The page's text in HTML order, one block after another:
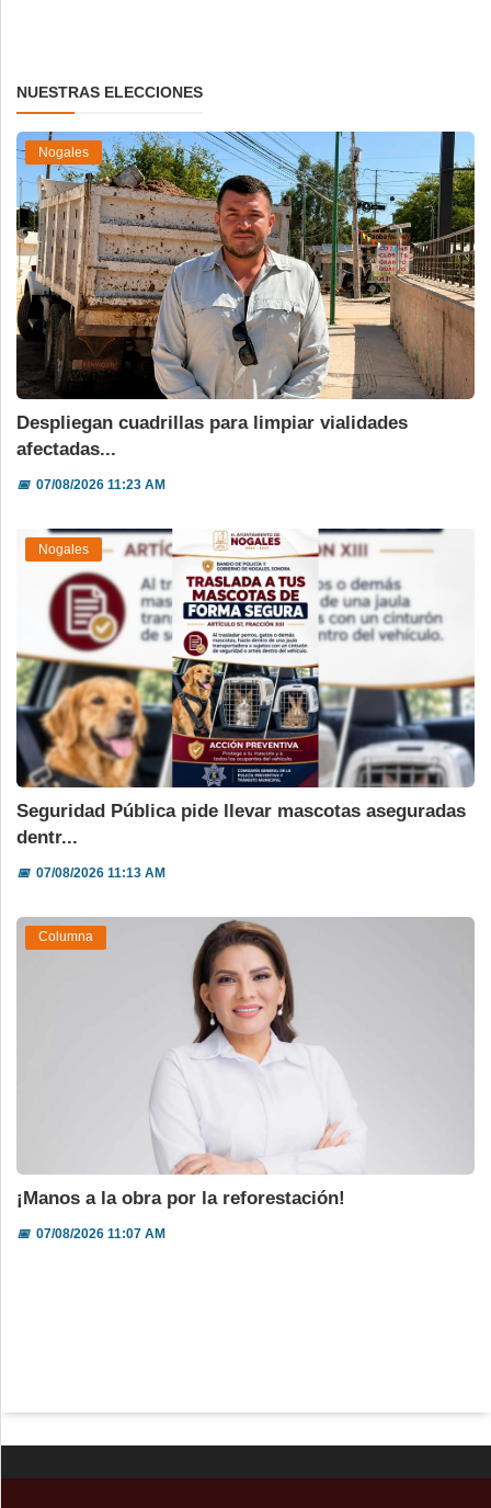
NUESTRAS ELECCIONES
Nogales
Despliegan cuadrillas para limpiar vialidades
afectadas...
📅07/08/2026 11:23 AM
Nogales
Seguridad Pública pide llevar mascotas aseguradas
dentr...
📅07/08/2026 11:13 AM
Columna
¡Manos a la obra por la reforestación!
📅07/08/2026 11:07 AM